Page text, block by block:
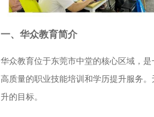
一、华众教育简介
华众教育位于东莞市中堂的核心区域，
高质量的职业技能培训和学历提升服务
升的目标。